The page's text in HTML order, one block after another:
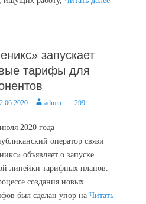
запускает
тарифы для
Authoradmin 299
2020 года
оператор связи
объявляет о запуске
линейки тарифных планов.
создания новых
был сделан упор наЧитать